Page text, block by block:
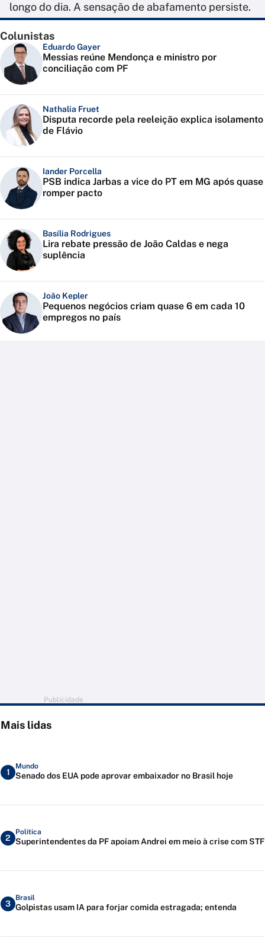
longo do dia. A sensação de abafamento persiste.
Colunistas
Eduardo Gayer
Messias reúne Mendonça e ministro por
conciliação com PF
Nathalia Fruet
Disputa recorde pela reeleição explica isolamento
de Flávio
Iander Porcella
PSB indica Jarbas a vice do PT em MG após quase
romper pacto
Basília Rodrigues
Lira rebate pressão de João Caldas e nega
suplência
João Kepler
Pequenos negócios criam quase 6 em cada 10
empregos no país
Publicidade
Mais lidas
1
Mundo
Senado dos EUA pode aprovar embaixador no Brasil hoje
2
Política
Superintendentes da PF apoiam Andrei em meio à crise com STF
3
Brasil
Golpistas usam IA para forjar comida estragada; entenda